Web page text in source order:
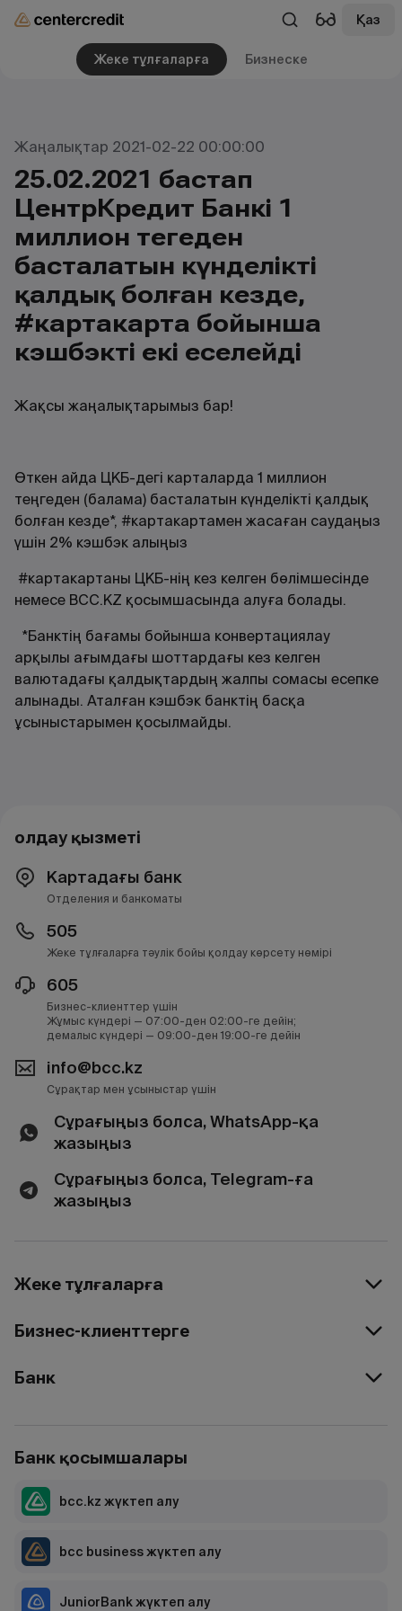
Қаз
Жеке тұлғаларға Бизнеске
Жаңалықтар 2021-02-22 00:00:00
25.02.2021 бастап
ЦентрКредит Банкі 1
миллион теңгеден
басталатын күнделікті
қалдық болған кезде,
#картакарта бойынша
кэшбэкті екі еселейді
Жақсы жаңалықтарымыз бар!
Өткен айда ЦКБ-дегі карталарда 1 миллион
теңгеден (балама) басталатын күнделікті қалдық
болған кезде*, #картакартамен жасаған саудаңыз
үшін 2% кэшбэк алыңыз
#картакартаны ЦКБ-нің кез келген бөлімшесінде
немесе BCC.KZ қосымшасында алуға болады.
*Банктің бағамы бойынша конвертациялау
арқылы ағымдағы шоттардағы кез келген
валютадағы қалдықтардың жалпы сомасы есепке
алынады. Аталған кэшбэк банктің басқа
ұсыныстарымен қосылмайды.
Қолдау қызметі
Картадағы банк
Отделения и банкоматы
505
Жеке тұлғаларға тәулік бойы қолдау көрсету нөмірі
605
Бизнес-клиенттер үшін
Жұмыс күндері — 07:00-ден 02:00-ге дейін;
демалыс күндері — 09:00-ден 19:00-ге дейін
info@bcc.kz
Сұрақтар мен ұсыныстар үшін
Сұрағыңыз болса, WhatsApp-қа
жазыңыз
Сұрағыңыз болса, Telegram-ға
жазыңыз
Жеке тұлғаларға
Бизнес-клиенттерге
Банк
Банк қосымшалары
bcc.kz жүктеп алу
bcc business жүктеп алу
JuniorBank жүктеп алу